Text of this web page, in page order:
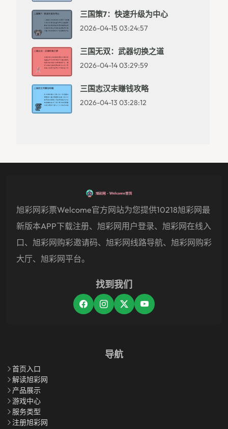
三国策7：快速升级为中心
2026-04-15 03:24:57
三国无双：武器切换之道
2026-04-14 03:29:59
三国志汉末赚钱攻略
2026-04-13 03:28:12
旭彩网彩票welcome官方网站为您提供10218旭彩网最
新版本APP下载注册、旭彩网用户登录、旭彩网在线入
口、旭彩网购彩邀请码、旭彩网线路导航、旭彩网购彩
大厅、旭彩网平台。
找到我们
导航
首页入口
解读旭彩网
产品展示
游戏中心
服务类型
注册旭彩网